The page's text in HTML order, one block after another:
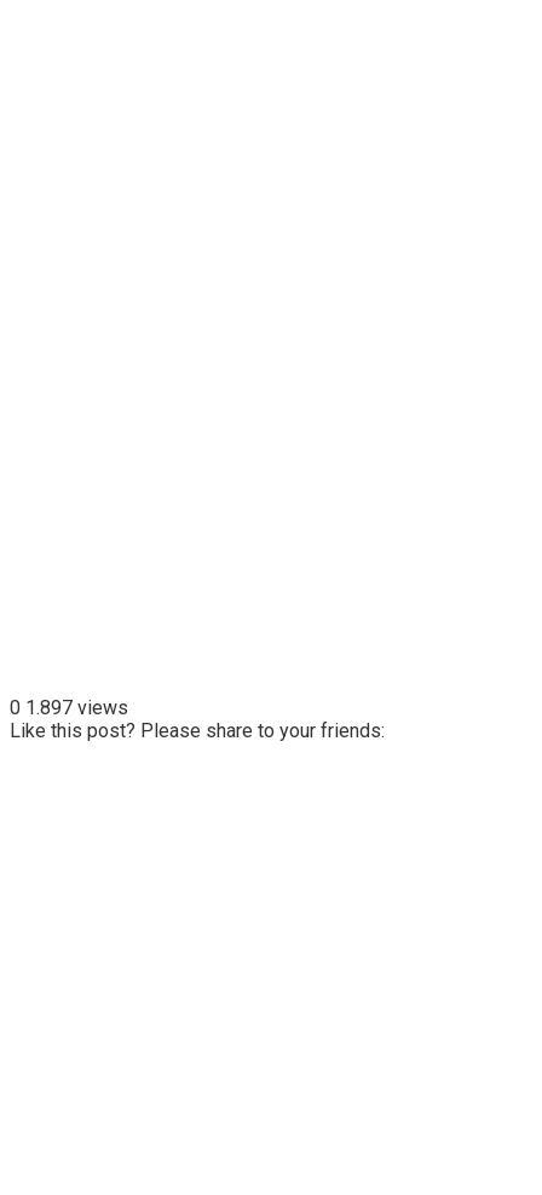
0 1.897 views
Like this post? Please share to your friends: